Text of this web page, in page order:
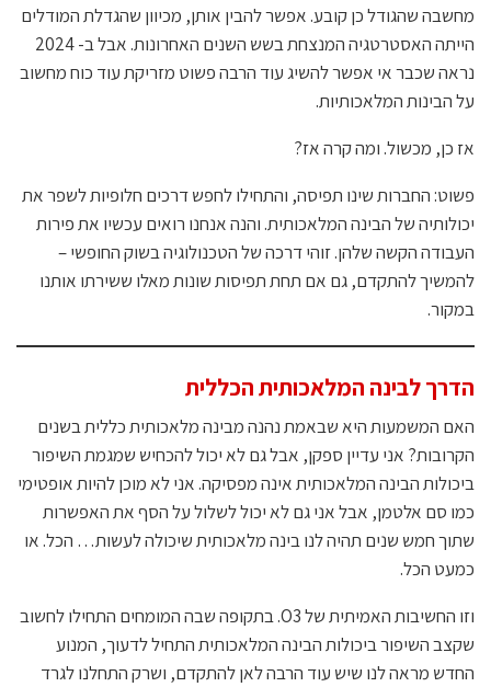
מחשבה שהגודל כן קובע. אפשר להבין אותן, מכיוון שהגדלת המודלים
הייתה האסטרטגיה המנצחת בשש השנים האחרונות. אבל ב- 2024
נראה שכבר אי אפשר להשיג עוד הרבה פשוט מזריקת עוד כוח מחשוב
על הבינות המלאכותיות.
אז כן, מכשול. ומה קרה אז?
פשוט: החברות שינו תפיסה, והתחילו לחפש דרכים חלופיות לשפר את
יכולותיה של הבינה המלאכותית. והנה אנחנו רואים עכשיו את פירות
העבודה הקשה שלהן. זוהי דרכה של הטכנולוגיה בשוק החופשי –
להמשיך להתקדם, גם אם תחת תפיסות שונות מאלו ששירתו אותנו
במקור.
הדרך לבינה המלאכותית הכללית
האם המשמעות היא שבאמת נהנה מבינה מלאכותית כללית בשנים
הקרובות? אני עדיין ספקן, אבל גם לא יכול להכחיש שמגמת השיפור
ביכולות הבינה המלאכותית אינה מפסיקה. אני לא מוכן להיות אופטימי
כמו סם אלטמן, אבל אני גם לא יכול לשלול על הסף את האפשרות
שתוך חמש שנים תהיה לנו בינה מלאכותית שיכולה לעשות… הכל. או
כמעט הכל.
וזו החשיבות האמיתית של O3. בתקופה שבה המומחים התחילו לחשוב
שקצב השיפור ביכולות הבינה המלאכותית התחיל לדעוך, המנוע
החדש מראה לנו שיש עוד הרבה לאן להתקדם, ושרק התחלנו לגרד